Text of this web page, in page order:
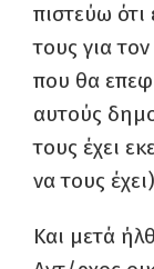
πιστεύω ότι
τους για
που θα
αυτούς
τους έχει
να τους
Και μετά